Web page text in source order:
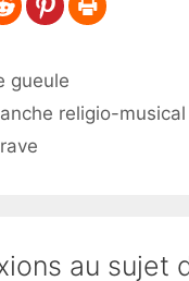
gueule
religio-musical
au sujet